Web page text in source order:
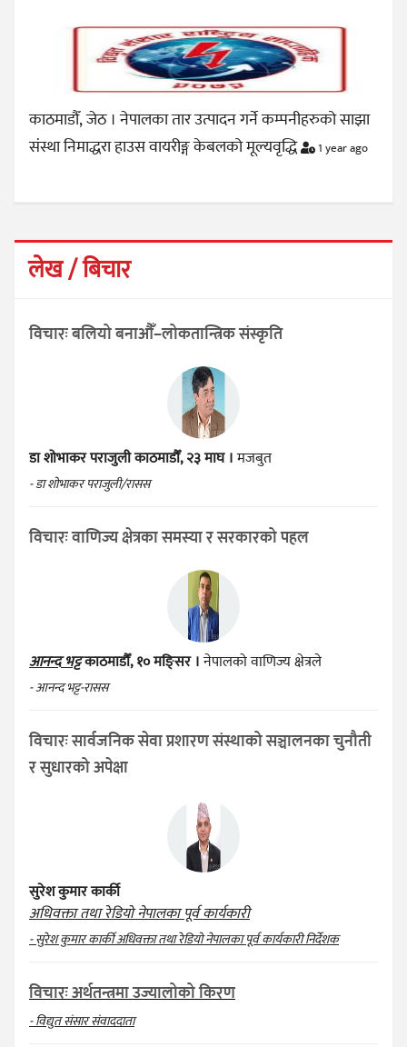
काठमाडौँ, जेठ । नेपालका तार उत्पादन गर्ने कम्पनीहरुको साझा
संस्था निमाद्धरा हाउस वायरीङ्ग केबलको मूल्यवृद्धि
1 year ago
लेख / बिचार
विचारः बलियो बनाऔँ–लोकतान्त्रिक संस्कृति
डा शोभाकर पराजुलीकाठमाडौँ, २३ माघ ।मजबुत
- डा शोभाकर पराजुली/रासस
विचारः वाणिज्य क्षेत्रका समस्या र सरकारको पहल
आनन्द भट्टकाठमाडौँ, १० मङ्सिर ।नेपालको वाणिज्य क्षेत्रले
- आनन्द भट्ट-रासस
विचारः सार्वजनिक सेवा प्रशारण संस्थाको सञ्चालनका चुनौती
र सुधारको अपेक्षा
सुरेश कुमार कार्की
अधिवक्ता तथा रेडियो नेपालका पूर्व कार्यकारी
- सुरेश कुमार कार्की अधिवक्ता तथा रेडियो नेपालका पूर्व कार्यकारी निर्देशक
विचारः अर्थतन्त्रमा उज्यालोको किरण
- विद्युत संसार संवाददाता